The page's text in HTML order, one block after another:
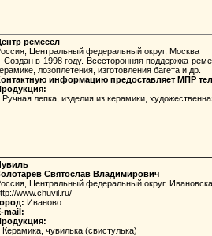
ремесел
Центральный федеральный округ, Москва
Создан в 1998 году. Всесторонняя поддержка
лозоплетения, изготовления багета и др.
информацию предоставляет МПР
Ручная лепка, изделия из керамики,
Святослав Владимирович
Центральный федеральный округ,
www.chuvil.ru/
Иваново
mail:
Керамика, чувилька (свистулька)